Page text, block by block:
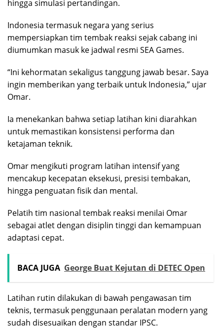
hingga simulasi pertandingan.
Indonesia termasuk negara yang serius
mempersiapkan tim tembak reaksi sejak cabang ini
diumumkan masuk ke jadwal resmi SEA Games.
“Ini kehormatan sekaligus tanggung jawab besar. Saya
ingin memberikan yang terbaik untuk Indonesia,” ujar
Omar.
Ia menekankan bahwa setiap latihan kini diarahkan
untuk memastikan konsistensi performa dan
ketajaman teknik.
Omar mengikuti program latihan intensif yang
mencakup kecepatan eksekusi, presisi tembakan,
hingga penguatan fisik dan mental.
Pelatih tim nasional tembak reaksi menilai Omar
sebagai atlet dengan disiplin tinggi dan kemampuan
adaptasi cepat.
BACA JUGA George Buat Kejutan di DETEC Open
Latihan rutin dilakukan di bawah pengawasan tim
teknis, termasuk penggunaan peralatan modern yang
sudah disesuaikan dengan standar IPSC.